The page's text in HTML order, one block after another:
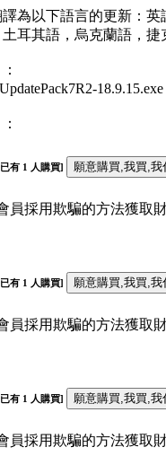
為以下語言的更新：
耳其語，烏克蘭語，
有 1 人購買]
員採用欺騙的方法獲取
有 1 人購買]
員採用欺騙的方法獲取
有 1 人購買]
員採用欺騙的方法獲取